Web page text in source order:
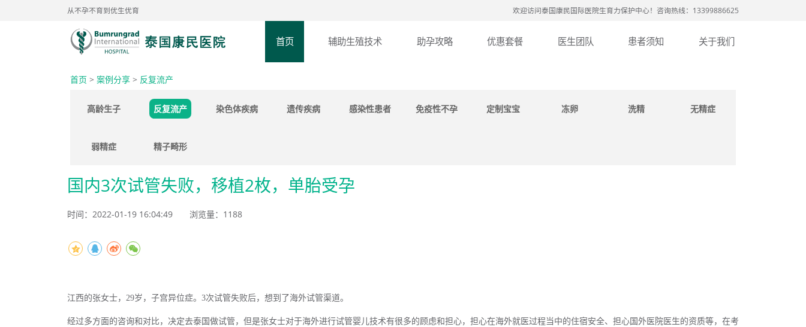
从不孕不育到优生优育 欢迎访问泰国康民国际医院生育力保护中心！咨询热线：13399886625
首页 辅助生殖技术 助孕攻略 优惠套餐 医生团队 患者须知 关于我们
首页 > 案例分享 > 反复流产
高龄生子 反复流产 染色体疾病 遗传疾病 感染性患者 免疫性不孕 定制宝宝 冻卵 洗精 无精症
弱精症 精子畸形
国内3次试管失败，移植2枚，单胎受孕
时间：2022-01-19 16:04:49 浏览量： 1188
江西的张女士，29岁，子宫异位症。3次试管失败后，想到了海外试管渠道。
经过多方面的咨询和对比，决定去泰国做试管，但是张女士对于海外进行试管婴儿技术有很多的顾虑和担心，担心在海外就医过程当中的住宿安全、担心国外医院医生的资质等，在考